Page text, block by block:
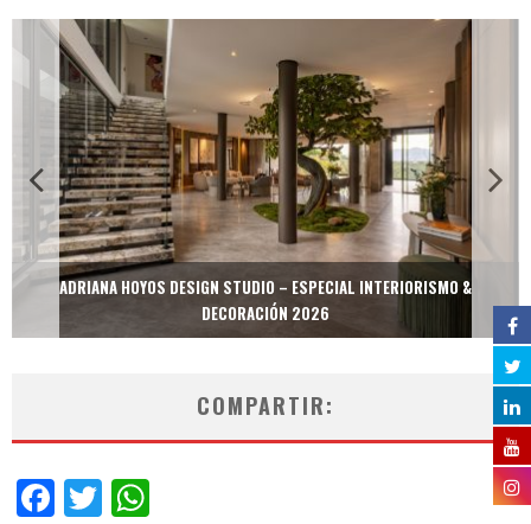
ADRIANA HOYOS DESIGN STUDIO – ESPECIAL INTERIORISMO &
DECORACIÓN 2026
COMPARTIR:
Facebook
Twitter